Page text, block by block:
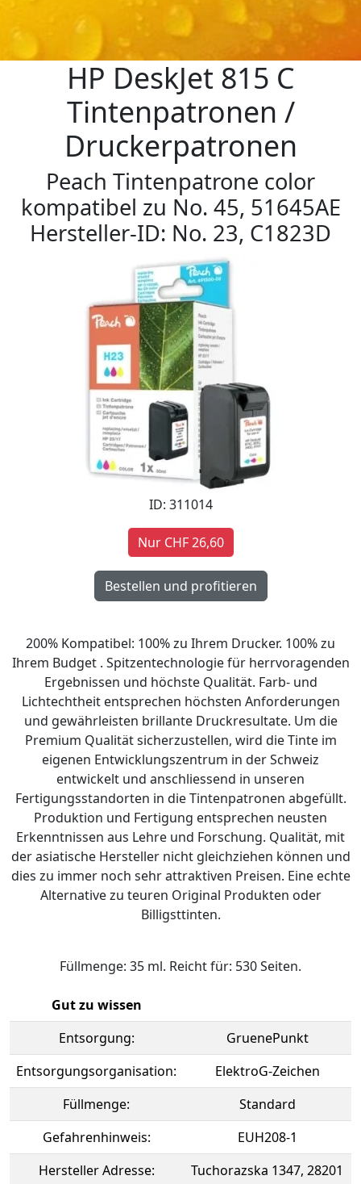
HP DeskJet 815 C
Tintenpatronen /
Druckerpatronen
Peach Tintenpatrone color
kompatibel zu No. 45, 51645AE
Hersteller-ID: No. 23, C1823D
ID: 311014
Nur CHF 26,60
200% Kompatibel: 100% zu Ihrem Drucker. 100% zu
Ihrem Budget . Spitzentechnologie für herrvoragenden
Ergebnissen und höchste Qualität. Farb- und
Lichtechtheit entsprechen höchsten Anforderungen
und gewährleisten brillante Druckresultate. Um die
Premium Qualität sicherzustellen, wird die Tinte im
eigenen Entwicklungszentrum in der Schweiz
entwickelt und anschliessend in unseren
Fertigungsstandorten in die Tintenpatronen abgefüllt.
Produktion und Fertigung entsprechen neusten
Erkenntnissen aus Lehre und Forschung. Qualität, mit
der asiatische Hersteller nicht gleichziehen können und
dies zu immer noch sehr attraktiven Preisen. Eine echte
Alternative zu teuren Original Produkten oder
Billigsttinten.
Füllmenge: 35 ml. Reicht für: 530 Seiten.
Gut zu wissen
Entsorgung:
GruenePunkt
Entsorgungsorganisation:
ElektroG-Zeichen
Füllmenge:
Standard
Gefahrenhinweis:
EUH208-1
Hersteller Adresse:
Tuchorazska 1347, 28201